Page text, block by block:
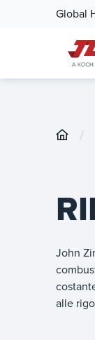
Global
/
John
alle